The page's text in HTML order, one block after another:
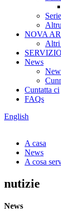
Altru
NOVA
Altri
News
Cuntatta ci
FAQs
English
A casa
News
A cosa
nutizie
News